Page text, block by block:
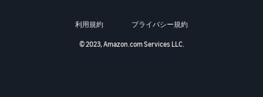
利用規約 プライバシー規約
© 2023, Amazon.com Services LLC.